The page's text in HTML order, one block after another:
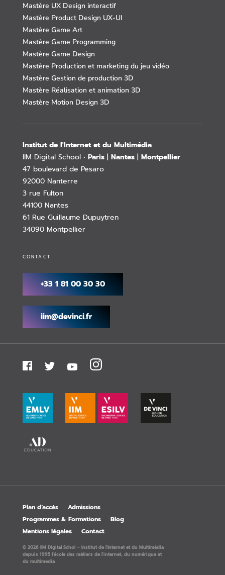
Mastère UX Design interactif
Mastère Product Design UX-UI
Mastère Game Art
Mastère Game Programming
Mastère Game Design
Mastère Production et marketing du jeu vidéo
Mastère Gestion de production 3D
Mastère Réalisation et animation 3D
Mastère Motion Design 3D
Institut de l'Internet et du Multimédia
IIM Digital School • Paris | Nantes | Montpellier
47 boulevard de Pesaro
92000 Nanterre
3 rue Fulton
44100 Nantes
61 Rue Guillaume Dupuytren
34090 Montpellier
CONTACT
+33 1 81 00 30 30
iim@devinci.fr
Plan d’accès
Admissions
Programmes & Formations
Blog
Mentions légales
Contact
© 2026 IIM Digital Schol – Institut de l'Internet et du Multimédia
depuis 1995 l'école des métiers de l'internet, du numérique et
du multimedia